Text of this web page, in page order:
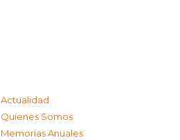
Actualidad
Quienes Somos
Memorias Anuales